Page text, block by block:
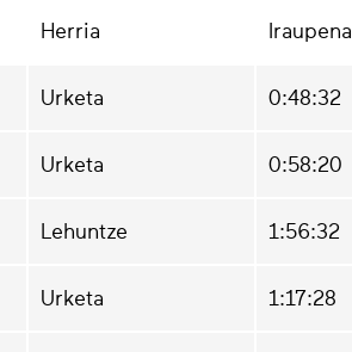
Herria Iraupena
Urketa 0:48:32
Urketa 0:58:20
Lehuntze 1:56:32
Urketa 1:17:28